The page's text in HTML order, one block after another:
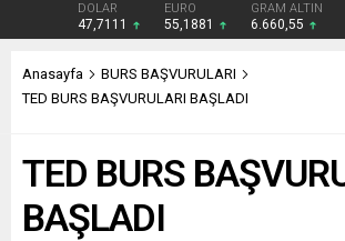
DOLAR
47,7111
EURO
55,1881
GRAM ALTIN
6.660,55
Anasayfa
BURS BAŞVURULARI
TED BURS BAŞVURULARI BAŞLADI
TED BURS
BAŞLADI